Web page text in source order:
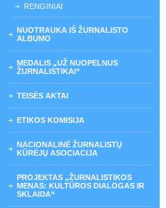
RENGINIAI
NUOTRAUKA IŠ ŽURNALISTO
ALBUMO
MEDALIS „UŽ NUOPELNUS
ŽURNALISTIKAI“
TEISĖS AKTAI
ETIKOS KOMISIJA
NACIONALINĖ ŽURNALISTŲ
KŪRĖJŲ ASOCIACIJA
PROJEKTAS „ŽURNALISTIKOS
MENAS: KULTŪROS DIALOGAS IR
SKLAIDA“